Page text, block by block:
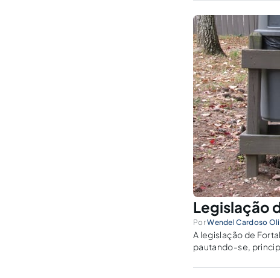
Legislação
PorWendel Cardoso
A legislação de
pautando-se,